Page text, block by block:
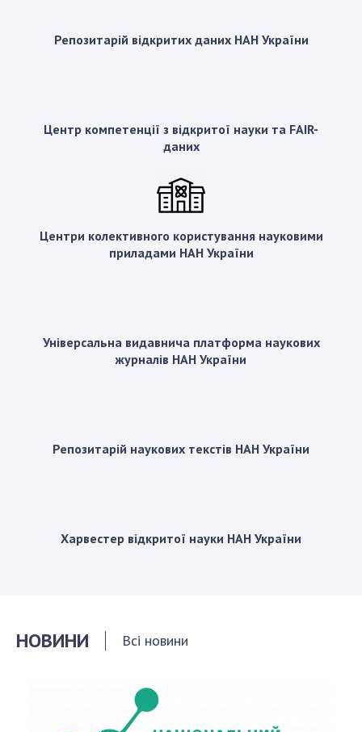
ОСОБИСТИЙ КАБІНЕТ
Репозитарій відкритих даних НАН України
Центр компетенції з відкритої науки та FAIR-
даних
Центри колективного користування науковими
приладами НАН України
Універсальна видавнича платформа наукових
журналів НАН України
Репозитарій наукових текстів НАН України
Харвестер відкритої науки НАН України
НОВИНИ Всі новини